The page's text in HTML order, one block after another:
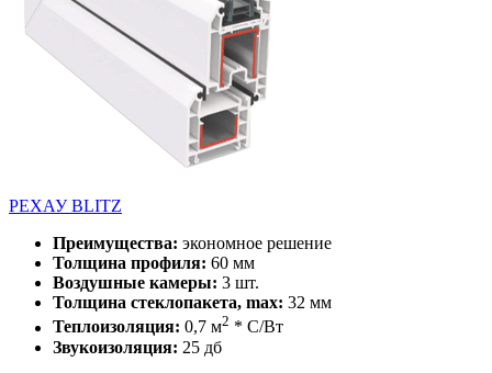
РЕХАУ BLITZ
Преимущества: экономное решение
Толщина профиля: 60 мм
Воздушные камеры: 3 шт.
Толщина стеклопакета, max: 32 мм
Теплоизоляция: 0,7 м2 * С/Вт
Звукоизоляция: 25 дб